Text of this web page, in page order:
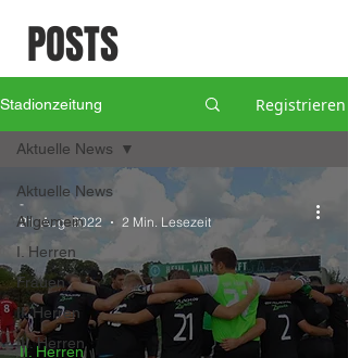
POSTS
Stadionzeitung Registrieren
Aktuelle News
Allgemein
I. Herren
Frauen
II. Herren
III. Herren
Aktuelle News
II. Herren
-
21. Aug. 2022
2 Min. Lesezeit